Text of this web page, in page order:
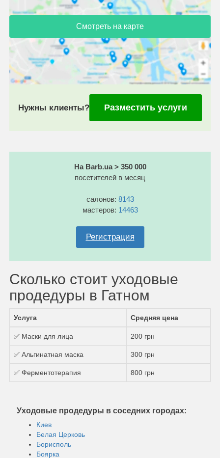
Смотреть на карте
Нужны клиенты? Разместить услуги
На Barb.ua > 350 000
посетителей в месяц
салонов: 8143
мастеров: 14463
Регистрация
Сколько стоит уходовые
продедуры в Гатном
Услуга Средняя цена
✅ Маски для лица 200 грн
✅ Альгинатная маска 300 грн
✅ Ферментотерапия 800 грн
Уходовые продедуры в соседних городах:
Киев
Белая Церковь
Борисполь
Боярка